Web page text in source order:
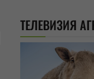
ТЕЛЕВИЗИЯ